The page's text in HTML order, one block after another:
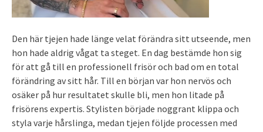
Den här tjejen hade länge velat förändra sitt utseende, men
hon hade aldrig vågat ta steget. En dag bestämde hon sig
för att gå till en professionell frisör och bad om en total
förändring av sitt hår. Till en början var hon nervös och
osäker på hur resultatet skulle bli, men hon litade på
frisörens expertis. Stylisten började noggrant klippa och
styla varje hårslinga, medan tjejen följde processen med